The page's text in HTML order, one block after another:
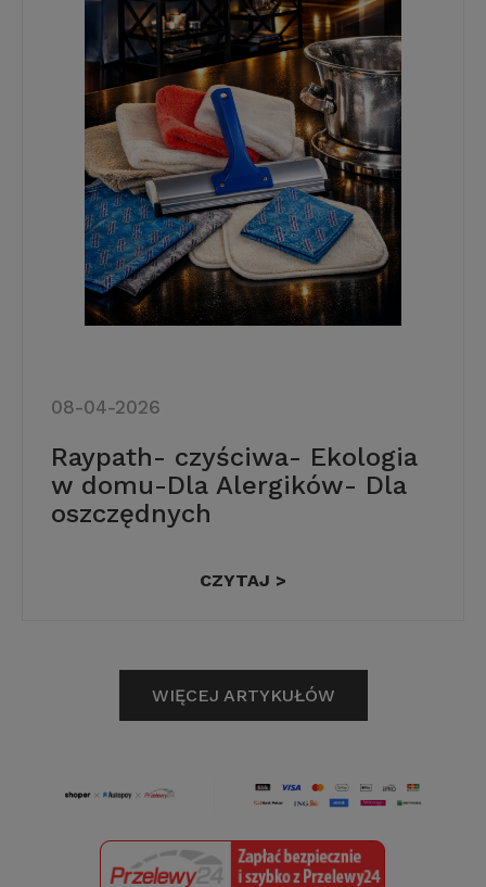
08-04-2026
Raypath- czyściwa- Ekologia
w domu-Dla Alergików- Dla
oszczędnych
CZYTAJ >
WIĘCEJ ARTYKUŁÓW